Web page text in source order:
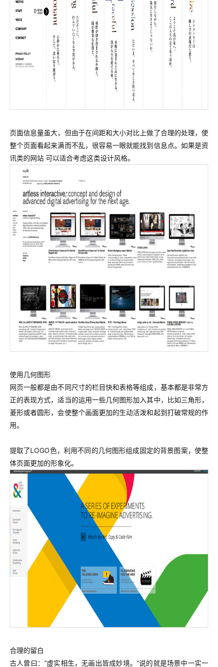
页面信息量虽大，但由于在间距和大小对比上做了合理的处理，使
整个页面看起来满而不乱，很容易一眼就能找到信息点。如果是资
讯类的网站 可以适合考虑这类设计风格。
使用几何图形
网页一般都是由不同尺寸的栏目快和表格等组成，基本都是非常方
正的表现方式，适当的运用一些几何图形加入其中，比如三角形，
菱形或者圆形，会使整个画面更加的生动活泼和起到打破常规的作
用。
提取了LOGO色，利用不同的几何图形组成固定的背景图案，使整
体页面更加的形象化。
合理的留白
古人曾曰：“虚实相生，无画出皆成妙境。”说的就是场景中一实一